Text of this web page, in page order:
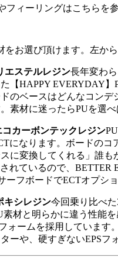
フィーリングはこちらを
をお選び頂けます。左か
エステルレジン長年変わ
【HAPPY EVERYDAY
のベースはどんなコン
素材に迷ったらPUを選
カーボンテックレジン
になります。ボードの
に変換してくれる」誰
れているので、
ーフボードでECTオプシ
キシレジン今回乗り比べ
材と明らかに違う性能
ォームを採用していま
ーや、硬すぎないEPSフ